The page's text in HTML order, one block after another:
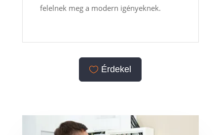
felelnek meg a modern igényeknek.
Érdekel